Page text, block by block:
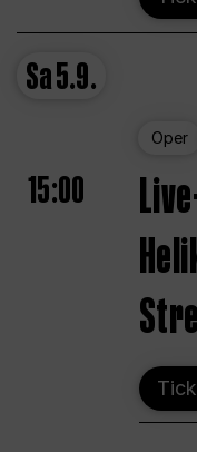
Sa5.9.
Oper
15:00